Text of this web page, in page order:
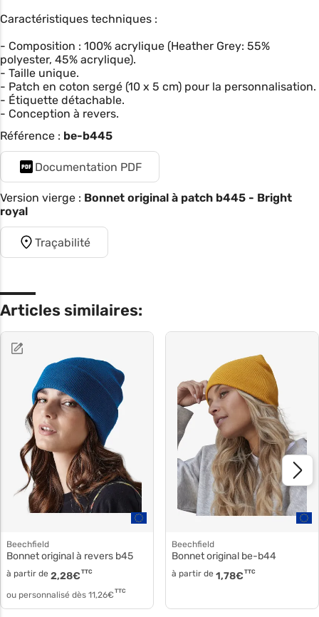
Caractéristiques techniques :
- Composition : 100% acrylique (Heather Grey: 55%
polyester, 45% acrylique).
- Taille unique.
- Patch en coton sergé (10 x 5 cm) pour la personnalisation.
- Étiquette détachable.
- Conception à revers.
Référence : be-b445
Documentation PDF
Version vierge : Bonnet original à patch b445 - Bright
royal
Traçabilité
Articles similaires:
Beechfield
Bonnet original à revers b45
à partir de 2,28€ TTC
ou personnalisé dès 11,26€ TTC
Beechfield
Bonnet original be-b44
à partir de 1,78€ TTC